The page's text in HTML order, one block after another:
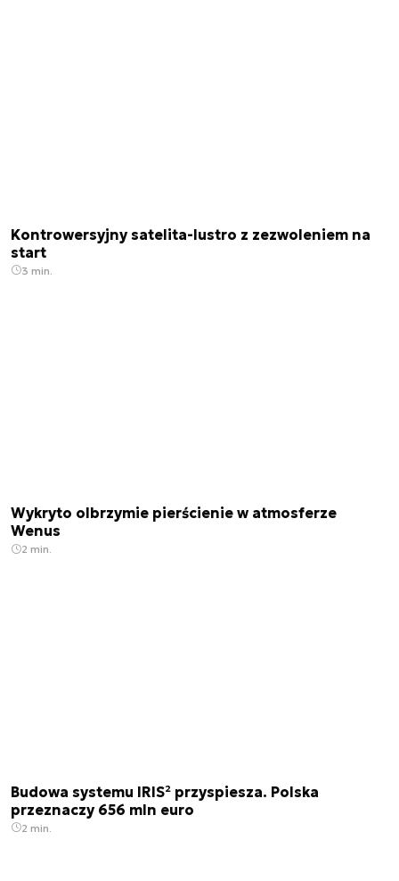
Kontrowersyjny satelita-lustro z zezwoleniem na
start
3 min.
Wykryto olbrzymie pierścienie w atmosferze
Wenus
2 min.
Budowa systemu IRIS² przyspiesza. Polska
przeznaczy 656 mln euro
2 min.